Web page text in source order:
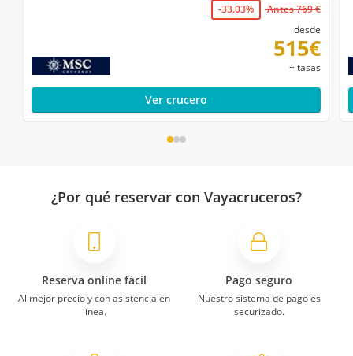
-33.03%
Antes 769 €
desde
515€
+ tasas
Ver crucero
¿Por qué reservar con Vayacruceros?
Reserva online fácil
Al mejor precio y con asistencia en
línea.
Pago seguro
Nuestro sistema de pago es
securizado.